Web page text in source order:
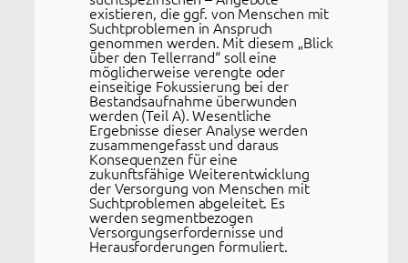
existieren, die ggf. von Menschen mit
Suchtproblemen in Anspruch
genommen werden. Mit diesem „Blick
über den Tellerrand“ soll eine
möglicherweise verengte oder
einseitige Fokussierung bei der
Bestandsaufnahme überwunden
werden (Teil A). Wesentliche
Ergebnisse dieser Analyse werden
zusammengefasst und daraus
Konsequenzen für eine
zukunftsfähige Weiterentwicklung
der Versorgung von Menschen mit
Suchtproblemen abgeleitet. Es
werden segmentbezogen
Versorgungserfordernisse und
Herausforderungen formuliert.